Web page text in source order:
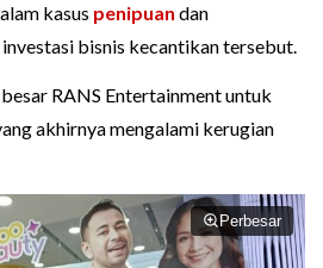
kasus penipuan dan
bisnis kecantikan tersebut.
RANS Entertainment untuk
akhirnya mengalami kerugian
Perbesar